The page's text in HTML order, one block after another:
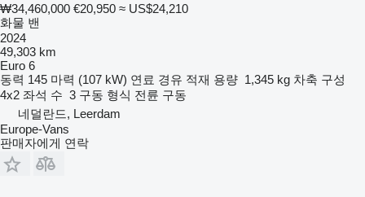
₩34,460,000 €20,950 ≈ US$24,210
화물 밴
2024
49,303 km
Euro 6
동력 145 마력 (107 kW) 연료 경유 적재 용량 1,345 kg 차축 구성
4x2 좌석 수 3 구동 형식 전륜 구동
네덜란드, Leerdam
Europe-Vans
판매자에게 연락